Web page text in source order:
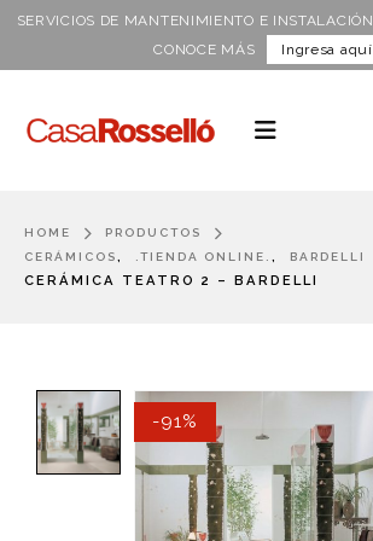
SERVICIOS DE MANTENIMIENTO E INSTALACIÓN
CONOCE MÁS Ingresa aquí
HOME
PRODUCTOS
CERÁMICOS, .TIENDA ONLINE. , BARDELLI
CERÁMICA TEATRO 2 – BARDELLI
-91%